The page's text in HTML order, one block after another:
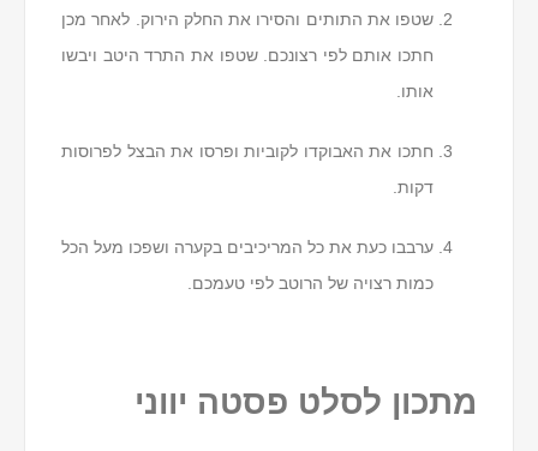
שטפו את התותים והסירו את החלק הירוק. לאחר מכן
חתכו אותם לפי רצונכם. שטפו את התרד היטב ויבשו
אותו.
חתכו את האבוקדו לקוביות ופרסו את הבצל לפרוסות
דקות.
ערבבו כעת את כל המריכיבים בקערה ושפכו מעל הכל
כמות רצויה של הרוטב לפי טעמכם.
מתכון לסלט פסטה יווני